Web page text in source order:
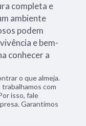
completa e
ambiente
podem
e bem-
conhecer a
o que almeja.
com
isso, fale
Garantimos